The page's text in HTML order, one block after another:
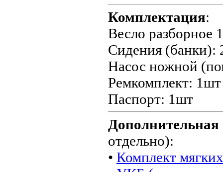
Комплектация:
Весло разборное
Сидения (банки):
Насос ножной
Ремкомплект: 1шт
Паспорт: 1шт
отдельно):
• Комплект